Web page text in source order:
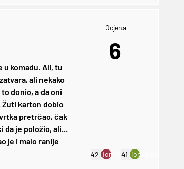
u komadu. Ali, tu
ali nekako
donio, a da oni
Žuti karton dobio
pretrčao, čak
da je položio, ali...
je i malo ranije
Ocjena
6
42 ion:minus
41 ion:plus